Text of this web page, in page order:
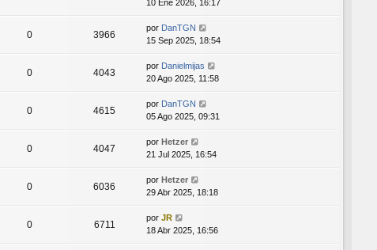
10 Ene 2026, 16:17
0 3966
por DanTGN
15 Sep 2025, 18:54
0 4043
por Danielmijas
20 Ago 2025, 11:58
0 4615
por DanTGN
05 Ago 2025, 09:31
0 4047
por Hetzer
21 Jul 2025, 16:54
0 6036
por Hetzer
29 Abr 2025, 18:18
0 6711
por JR
18 Abr 2025, 16:56